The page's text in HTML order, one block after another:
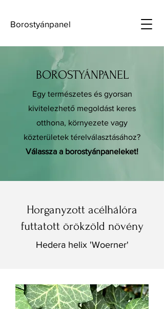
Borostyánpanel
BOROSTYÁNPANEL
Egy természetes és gyorsan
kivitelezhető megoldást keres
otthona, környezete vagy
közterületek térelválasztásához?
Válassza a borostyánpaneleket!
Horganyzott acélhálóra
futtatott örökzöld növény
Hedera helix 'Woerner'